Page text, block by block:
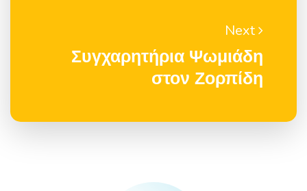
Next
Συγχαρητήρια Ψωμιάδη
στον Ζορπίδη